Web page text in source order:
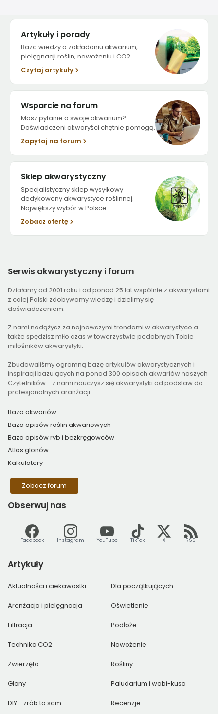
Artykuły i porady
Baza wiedzy o zakładaniu akwarium,
pielęgnacji roślin, nawożeniu i CO2.
Czytaj artykuły
Wsparcie na forum
Masz pytanie o swoje akwarium?
Doświadczeni akwaryści chętnie pomogą.
Zapytaj na forum
Sklep akwarystyczny
Specjalistyczny sklep wysyłkowy
dedykowany akwarystyce roślinnej.
Największy wybór w Polsce.
Zobacz ofertę
Serwis akwarystyczny i forum
Działamy od 2001 roku i od ponad 25 lat wspólnie z akwarystami
z całej Polski zdobywamy wiedzę i dzielimy się
doświadczeniem.
Z nami nadążysz za najnowszymi trendami w akwarystyce a
także spędzisz miło czas w towarzystwie podobnych Tobie
miłośników akwarystyki.
Zbudowaliśmy ogromną bazę artykułów akwarystycznych i
inspiracji bazujących na ponad 300 opisach akwariów naszych
Czytelników - z nami nauczysz się akwarystyki od podstaw do
profesjonalnych aranżacji.
Baza akwariów
Baza opisów roślin akwariowych
Baza opisów ryb i bezkręgowców
Atlas glonów
Kalkulatory
Zobacz forum
Obserwuj nas
Facebook Instagram YouTube TikTok X RSS
Artykuły
Aktualności i ciekawostki Dla początkujących
Aranżacja i pielęgnacja Oświetlenie
Filtracja Podłoże
Technika CO2 Nawożenie
Zwierzęta Rośliny
Glony Paludarium i wabi-kusa
DIY - zrób to sam Recenzje